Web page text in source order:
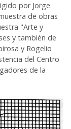
por Jorge
de obras
"Arte y
y también de
y Rogelio
del Centro
de la